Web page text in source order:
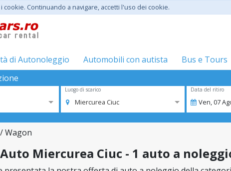
cookie. Continuando a navigare, accetti l'uso dei cookie.
di Autonoleggio Automobili con autista Bus e Tours
Luogo di scarico
Miercurea Ciuc
Data del ritiro
Ven,07
/ Wagon
Miercurea Ciuc - 1 auto a